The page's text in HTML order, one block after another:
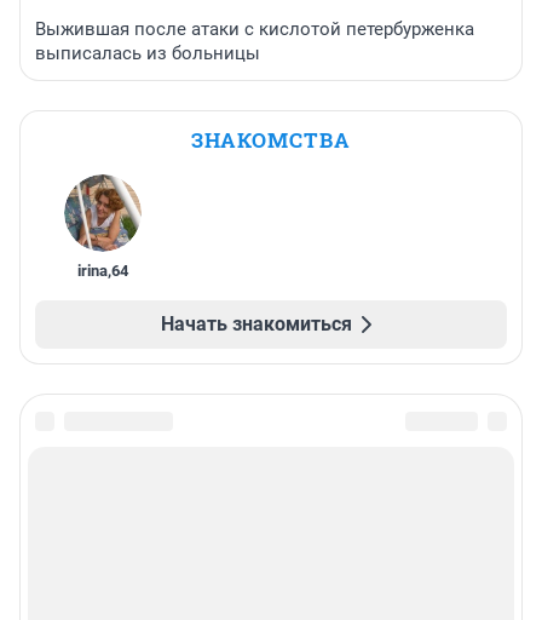
Выжившая после атаки с кислотой петербурженка
выписалась из больницы
ЗНАКОМСТВА
irina,64
Начать знакомиться